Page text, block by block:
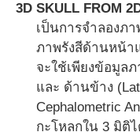
3D SKULL FROM
เป็นการจำลองภ
ภาพรังสีด้านหน้า
จะใช้เพียงข้อมูล
และ ด้านข้าง
Cephalometric
กะโหลกใน 3 มิติ